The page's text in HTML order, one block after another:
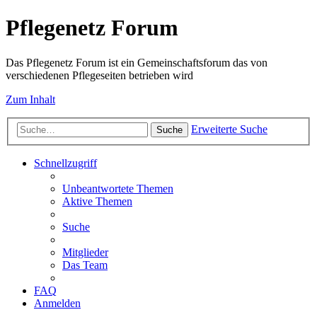
Pflegenetz Forum
Das Pflegenetz Forum ist ein Gemeinschaftsforum das von
verschiedenen Pflegeseiten betrieben wird
Zum Inhalt
Suche Erweiterte Suche
Schnellzugriff
Unbeantwortete Themen
Aktive Themen
Suche
Mitglieder
Das Team
FAQ
Anmelden